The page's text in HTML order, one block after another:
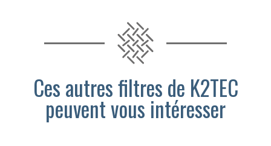
Ces autres filtres de K2TEC
peuvent vous intéresser